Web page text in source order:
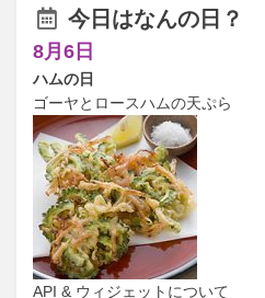
今日はなんの日？
8月6日
ハムの日
ゴーヤとロースハムの天ぷら
API & ウィジェットについて